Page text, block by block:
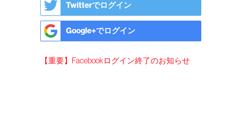
Twitterでログイン
Google+でログイン
【重要】Facebookログイン終了のお知らせ